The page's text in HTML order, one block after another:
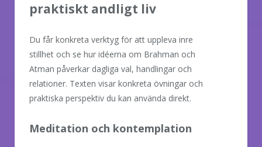
praktiskt andligt liv
Du får konkreta verktyg för att uppleva inre
stillhet och se hur idéerna om Brahman och
Atman påverkar dagliga val, handlingar och
relationer. Texten visar konkreta övningar och
praktiska perspektiv du kan använda direkt.
Meditation och kontemplation